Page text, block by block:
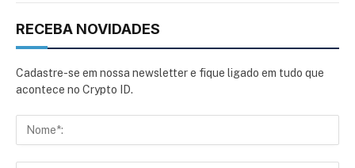
RECEBA NOVIDADES
Cadastre-se em nossa newsletter e fique ligado em tudo que
acontece no Crypto ID.